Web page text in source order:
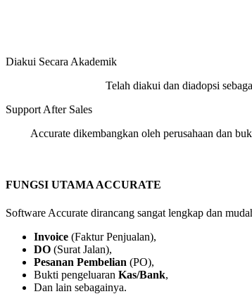
Diakui Secara Akademik
Telah diakui dan diadopsi
Support After Sales
Accurate dikembangkan oleh perusahaan dan
FUNGSI UTAMA ACCURATE
Software Accurate dirancang sangat lengkap dan
Invoice (Faktur Penjualan),
DO (Surat Jalan),
Pesanan Pembelian (PO),
Bukti pengeluaran Kas/Bank,
Dan lain sebagainya.